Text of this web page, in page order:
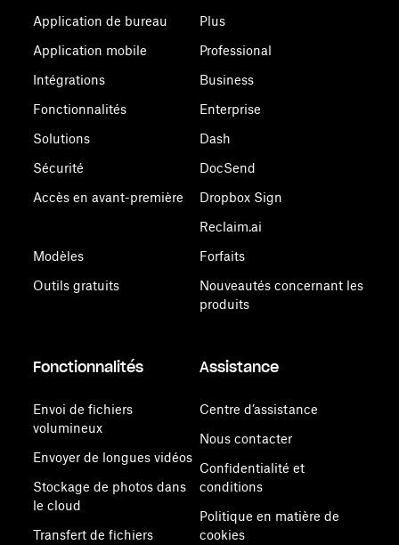
Application de bureau
Application mobile
Intégrations
Fonctionnalités
Solutions
Sécurité
Accès en avant-première
Modèles
Outils gratuits
Plus
Professional
Business
Enterprise
Dash
DocSend
Dropbox Sign
Reclaim.ai
Forfaits
Nouveautés concernant les
produits
Fonctionnalités
Envoi de fichiers
volumineux
Envoyer de longues vidéos
Stockage de photos dans
le cloud
Transfert de fichiers
Assistance
Centre d’assistance
Nous contacter
Confidentialité et
conditions
Politique en matière de
cookies